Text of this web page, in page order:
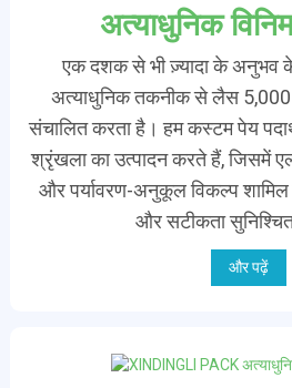
अत्याधुनिक
एक दशक से भी ज़्यादा के अनुभव
अत्याधुनिक तकनीक से लैस 5,000
संचालित करता है। हम कस्टम पेय
श्रृंखला का उत्पादन करते हैं, जिसमें
और पर्यावरण-अनुकूल विकल्प शामिल
और सटीकता
और पढ़ें